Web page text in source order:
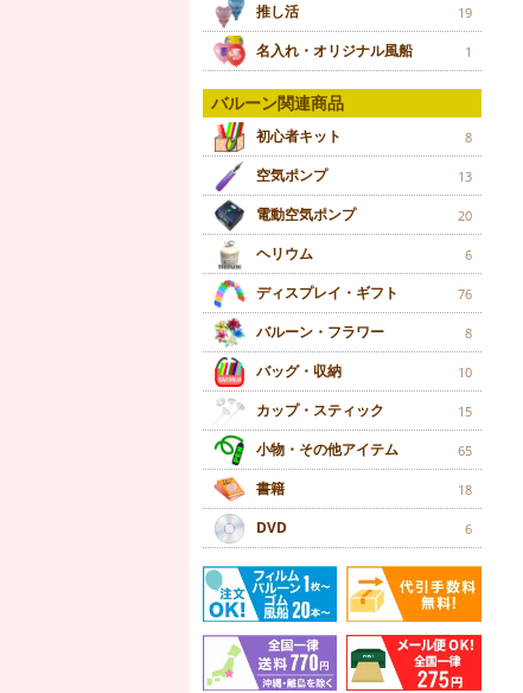
推し活 19
名入れ・オリジナル風船 1
バルーン関連商品
初心者キット 8
空気ポンプ 13
電動空気ポンプ 20
ヘリウム 6
ディスプレイ・ギフト 76
バルーン・フラワー 8
バッグ・収納 10
カップ・スティック 15
小物・その他アイテム 65
書籍 18
DVD 6